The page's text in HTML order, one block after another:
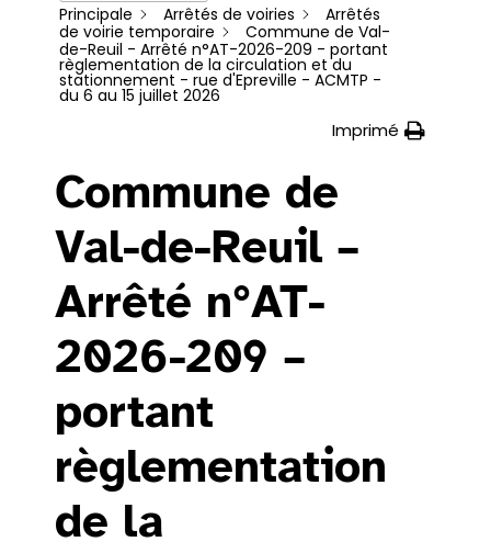
Principale
Arrêtés de voiries
Arrêtés
de voirie temporaire
Commune de Val-
de-Reuil - Arrêté n°AT-2026-209 - portant
règlementation de la circulation et du
stationnement - rue d'Epreville - ACMTP -
du 6 au 15 juillet 2026
Imprimé
Commune de
Val-de-Reuil –
Arrêté n°AT-
2026-209 –
portant
règlementation
de la